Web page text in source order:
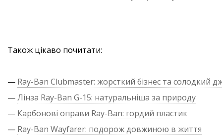
Також цікаво почитати:
— Ray-Ban Clubmaster: жорсткий бізнес та солодкий
—Лінза Ray-Ban G-15: натуральніша за природу
— Карбонові оправи Ray-Ban: гордий пластик
— Ray-Ban Wayfarer: подорож довжиною в життя